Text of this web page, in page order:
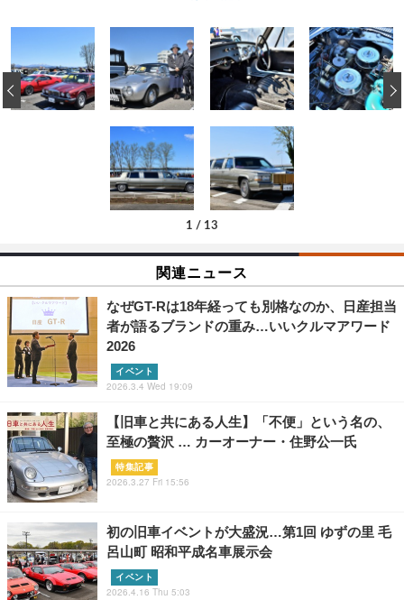
1 / 13
‹
関連ニュース
なぜGT-Rは18年経っても別格なのか、日産担当
者が語るブランドの重み…いいクルマアワード
2026
イベント
2026.3.4 Wed 19:09
【旧車と共にある人生】「不便」という名の、
至極の贅沢 … カーオーナー・住野公一氏
特集記事
2026.3.27 Fri 15:56
初の旧車イベントが大盛況…第1回 ゆずの里 毛
呂山町 昭和平成名車展示会
イベント
2026.4.16 Thu 5:03